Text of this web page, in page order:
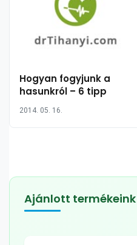
Hogyan fogyjunk a
hasunkról – 6 tipp
2014. 05. 16.
Ajánlott termékeink